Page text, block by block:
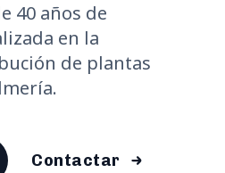
40 años de
en la
de plantas
Contactar